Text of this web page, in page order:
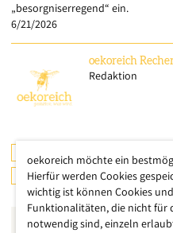
„besorgniserregend“ ein.
6/21/2026
oekoreich
Redaktion
GESUNDHEIT CHECKS &
DEUTSCHLAND
oekoreich möchte ein
Hierfür werden Cookies
wichtig ist können Cookies
Funktionalitäten, die nicht für
notwendig sind, einzeln